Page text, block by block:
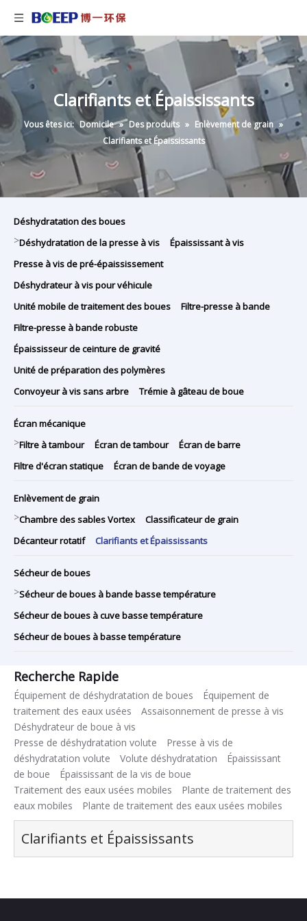
Clarifiants et Épaississants
Vous êtes ici: Domicile » Des produits » Enlèvement de grain »
Clarifiants et Épaississants
Déshydratation des boues
>Déshydratation de la presse à vis
Épaississant à vis
Presse à vis de pré-épaississement
Déshydrateur à vis pour véhicule
Unité mobile de traitement des boues
Filtre-presse à bande
Filtre-presse à bande robuste
Épaississeur de ceinture de gravité
Unité de préparation des polymères
Convoyeur à vis sans arbre
Trémie à gâteau de boue
Écran mécanique
>Filtre à tambour Écran de tambour
Écran de barre
Filtre d'écran statique
Écran de bande de voyage
Enlèvement de grain
>Chambre des sables Vortex
Classificateur de grain
Décanteur rotatif
Clarifiants et Épaississants
Sécheur de boues
>Sécheur de boues à bande basse température
Sécheur de boues à cuve basse température
Sécheur de boues à basse température
Recherche Rapide
Équipement de déshydratation de boues
Équipement de
traitement des eaux usées
Assaisonnement de presse à vis
Déshydrateur de boue à vis
Presse de déshydratation volute
Presse à vis de
déshydratation volute
Volute déshydratation
Épaississant
de boue
Épaississant de la vis de boue
Traitement des eaux usées mobiles
Plante de traitement des
eaux mobiles
Plante de traitement des eaux usées mobiles
Clarifiants et Épaississants